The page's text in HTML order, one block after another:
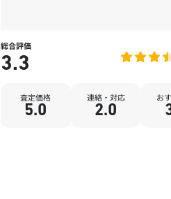
総合評価
3.3
査定価格
5.0
連絡・対応
2.0
お